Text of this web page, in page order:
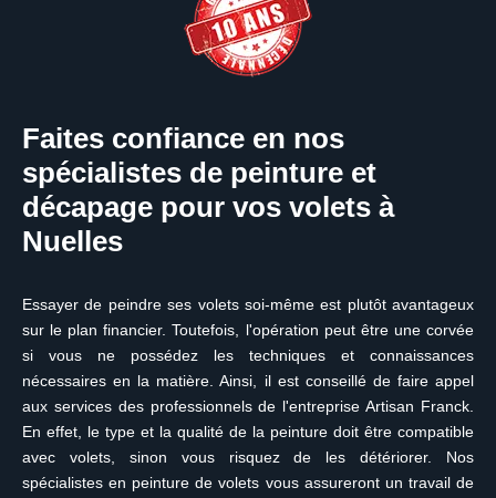
Faites confiance en nos
spécialistes de peinture et
décapage pour vos volets à
Nuelles
Essayer de peindre ses volets soi-même est plutôt avantageux
sur le plan financier. Toutefois, l'opération peut être une corvée
si vous ne possédez les techniques et connaissances
nécessaires en la matière. Ainsi, il est conseillé de faire appel
aux services des professionnels de l'entreprise Artisan Franck.
En effet, le type et la qualité de la peinture doit être compatible
avec volets, sinon vous risquez de les détériorer. Nos
spécialistes en peinture de volets vous assureront un travail de